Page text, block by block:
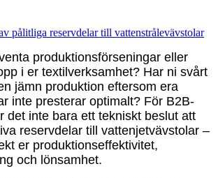
pålitliga reservdelar till vattenstrålevävstolar
produktionsförseningar eller
i er textilverksamhet? Har ni svårt
jämn produktion eftersom era
inte presterar optimalt? För B2B-
det inte bara ett tekniskt beslut att
reservdelar till vattenjetvävstolar –
er produktionseffektivitet,
och lönsamhet.